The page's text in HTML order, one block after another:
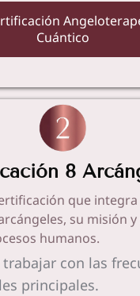
Cuántico
8
que
su misión
humanos.
trabajar con las
principales.